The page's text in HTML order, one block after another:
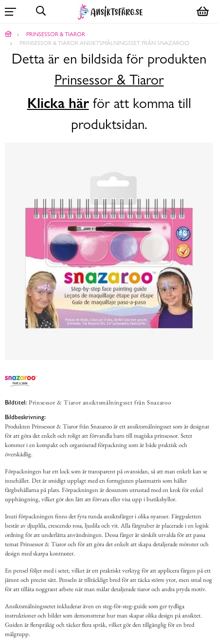
PRINSESSOR & TIAROR
PRINSESSOR & TIAROR ANSIKTSMÅLNINGSSET FRÅN SNAZAROO
Detta är en bildsida för produkten
Prinsessor & Tiaror
Klicka härför att komma till
produktsidan.
Bildtitel: Prinsessor & Tiaror ansiktsmålningsset från Snazaroo
Bildbeskrivning:
Produkten Prinsessor & Tiaror från Snazaroo är ett ansiktsmålningsset som är designat
för att göra det enkelt och roligt att förvandla barn till magiska prinsessor. Setet
kommer i en kompakt och organiserad förpackning som är både praktisk och
överskådlig.
Förpackningen har ett lock som är transparent på ovansidan, så att man enkelt kan se
innehållet. Det är smidigt upplagt med en formgjuten plastmatris som håller
färgbehållarna på plats. Förpackningen är dessutom utrustad med en krok för enkel
upphängning, vilket gör den lätt att förvara eller visa upp i butikshyllor.
Inuti förpackningen finns det fyra runda ansiktsfärger i olika nyanser. Färgpaletten
består av djuplila, crescendo rosa, ljuslila och vit. Alla färgtuber är placerade i en logisk
ordning för att underlätta användningen. Dessa färger är särskilt utvalda för att passa
temat Prinsessor & Tiaror och för att göra det enkelt att skapa detaljerade mönster och
design med skarpa kontraster.
En pensel följer med i setet, vilket är ett praktiskt verktyg för att applicera färgen på ett
jämnt och precist sätt. Penseln är tillräckligt bred för att täcka större ytor, men smal nog
för att tillåta noggrant arbete när man målar detaljerade tiaror och andra pryda motiv.
Ansiktsmålningssetet inkluderar även en steg-för-steg-guide som ger tydliga
instruktioner och bilder som demonstrerar hur man skapar olika design på ansiktet.
Guiden är flerspråkig och täcker flera språk, vilket gör den tillgänglig för en bred
målgrupp.